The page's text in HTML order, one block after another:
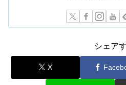
シェア
X